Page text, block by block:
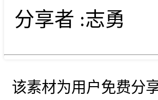
分享者 :志勇
该素材为用户免费分